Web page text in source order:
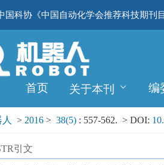
国科协《中国自动化学会推荐科技期刊
首页 关于本刊 编
> 2016 > 38(5) : 557-562. > DOI:
引文